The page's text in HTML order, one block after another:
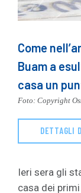
Come
Buam a
casa un
Foto: Copyright
DETTAGLI
Ieri sera gli
casa dei